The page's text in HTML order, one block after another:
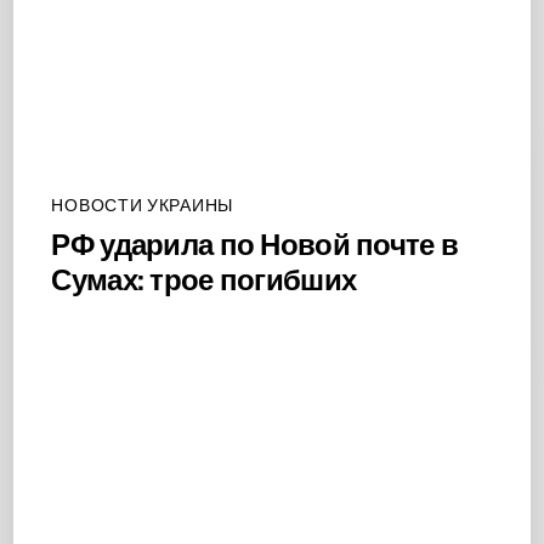
НОВОСТИ УКРАИНЫ
РФ ударила по Новой почте в
Сумах: трое погибших